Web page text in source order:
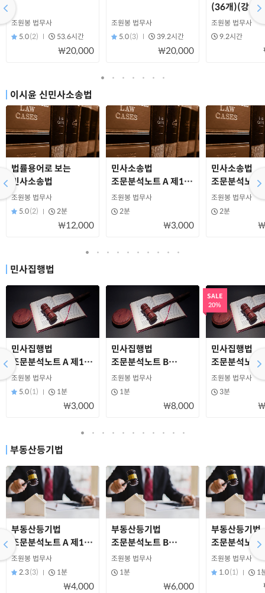
조원봉 법무사
5.0(2) 53.6시간
₩20,000
조원봉 법무사
5.0(3) 39.2시간
₩20,000
(36개)(강의
첨부)
조원봉 법무사
9.2시간
이시윤 신민사소송법
법률용어로 보는
민사소송법
조원봉 법무사
5.0(2) 2분
₩12,000
민사소송법
조문분석노트 A 제1조
~제50조(읽기용)
조원봉 법무사
2분
₩3,000
민사소송법
조문분석노트
제51조~제
(읽기용)
조원봉 법무사
2분
민사집행법
민사집행법
조문분석노트 A 제1조
~제23조(읽기용)
조원봉 법무사
5.0(1) 1분
₩3,000
민사집행법
조문분석노트 B
제24조~제77조
(읽기용)
조원봉 법무사
1분
₩8,000
SALE
20%
민사집행법
조문분석노트
제78조~제
(읽기용)
조원봉 법무사
3분
부동산등기법
부동산등기법
조문분석노트 A 제1조
~제21조(읽기용)
조원봉 법무사
2.3(3) 1분
₩4,000
부동산등기법
조문분석노트 B
제22조~제33조
(읽기용)
조원봉 법무사
1분
₩6,000
부동산등기법
조문분석노트
제34조~제47
(읽기용)
조원봉 법무사
1.0(1) 1